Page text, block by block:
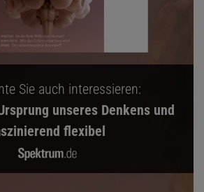
Sie auch interessieren:
unseres Denkens und
flexibel